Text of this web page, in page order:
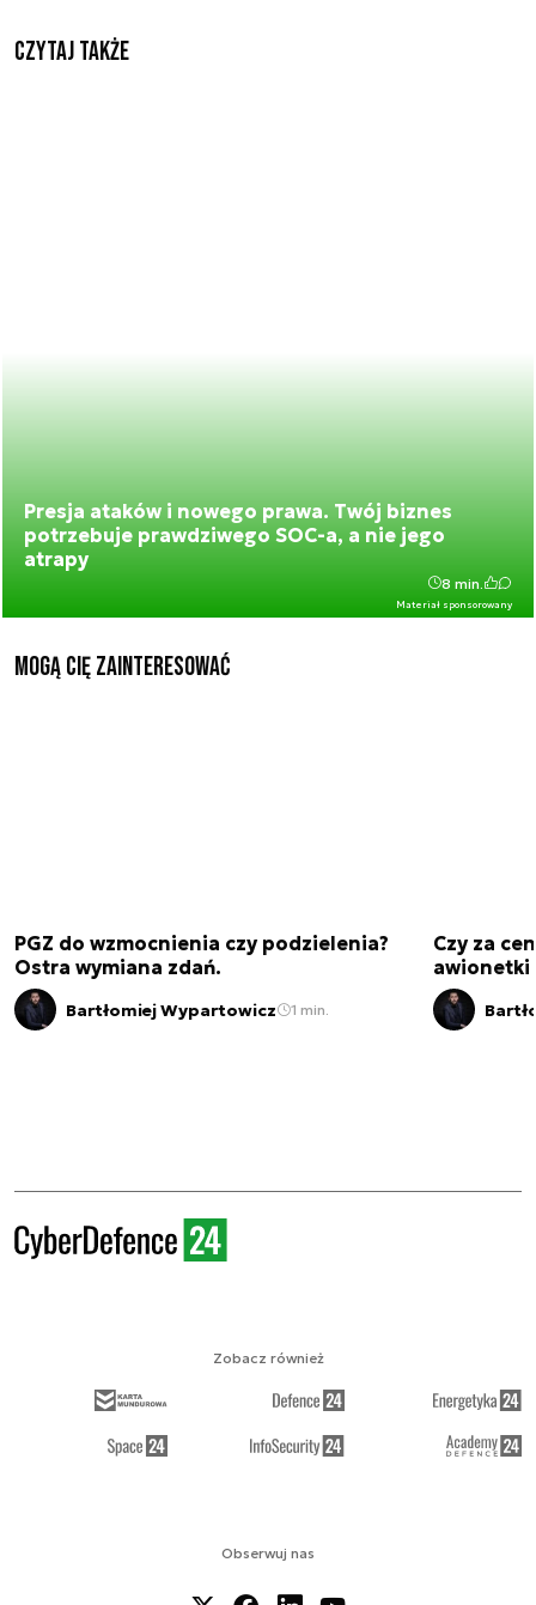
Czytaj także
Presja ataków i nowego prawa. Twój biznes
potrzebuje prawdziwego SOC-a, a nie jego
atrapy
Materiał sponsorowany
8 min.
Mogą Cię zainteresować
PGZ do wzmocnienia czy podzielenia?
Ostra wymiana zdań.
Bartłomiej Wypartowicz 1 min.
Czy za
awionetki
Obserwuj nas
Zobacz również